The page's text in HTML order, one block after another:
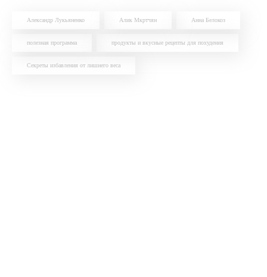
Александр Лукьяненко Алик Мкртчян Анна Белокоз
полезная программа продукты и вкусные рецепты для похудения
Секреты избавления от лишнего веса